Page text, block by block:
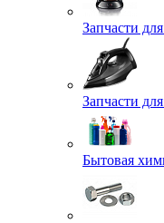
Запчасти
Запчасти
Бытовая